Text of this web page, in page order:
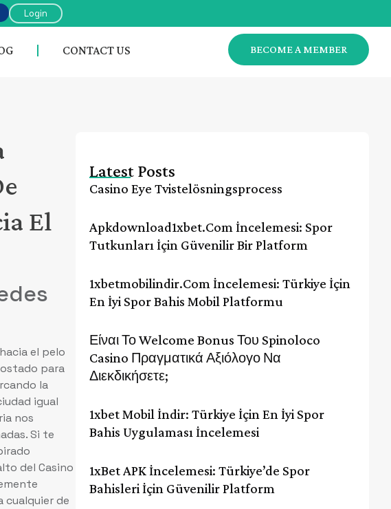
Login
CONTACT US BECOME A MEMBER
El
el pelo
para
la
igual
nos
Si te
del Casino
cualquier de
Latest Posts
Casino Eye Tvistelösningsprocess
Apkdownload1xbet.com İncelemesi: Spor
Tutkunları İçin Güvenilir Bir Platform
1xbetmobilindir.com İncelemesi: Türkiye İçin
En İyi Spor Bahis Mobil Platformu
Είναι Το Welcome Bonus Του Spinoloco
Casino Πραγματικά Αξιόλογο Να
Διεκδικήσετε;
1xbet Mobil İndir: Türkiye İçin En İyi Spor
Bahis Uygulaması İncelemesi
1xBet APK İncelemesi: Türkiye’de Spor
Bahisleri İçin Güvenilir Platform